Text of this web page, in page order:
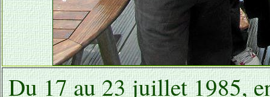
Du 17 au 23 juillet 1985,